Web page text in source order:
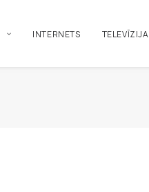
INTERNETS TELEVĪZIJA